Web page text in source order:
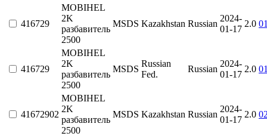
416729
MOBIHEL
2K
разбавитель
2500
MSDS Kazakhstan Russian
2024-
01-17
2.0
416729
MOBIHEL
2K
разбавитель
2500
MSDS
Russian
Fed.
Russian
2024-
01-17
2.0
41672902
MOBIHEL
2K
разбавитель
2500
MSDS Kazakhstan Russian
2024-
01-17
2.0